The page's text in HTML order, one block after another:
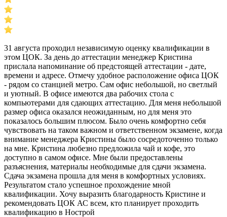
31 августа проходил независимую оценку квалификации в
этом ЦОК. За день до аттестации менеджер Кристина
прислала напоминание об предстоящей аттестации - дате,
времени и адресе. Отмечу удобное расположение офиса ЦОК
- рядом со станцией метро. Сам офис небольшой, но светлый
и уютный. В офисе имеются два рабочих стола с
компьютерами для сдающих аттестацию. Для меня небольшой
размер офиса оказался неожиданным, но для меня это
показалось большим плюсом. Было очень комфортно себя
чувствовать на таком важном и ответственном экзамене, когда
внимание менеджера Кристины было сосредоточенно только
на мне. Кристина любезно предложила чай и кофе, это
доступно в самом офисе. Мне были предоставлены
разъяснения, материалы необходимые для сдачи экзамена.
Сдача экзамена прошла для меня в комфортных условиях.
Результатом стало успешное прохождение мной
квалификации. Хочу выразить благодарность Кристине и
рекомендовать ЦОК АС всем, кто планирует проходить
квалификацию в Нострой